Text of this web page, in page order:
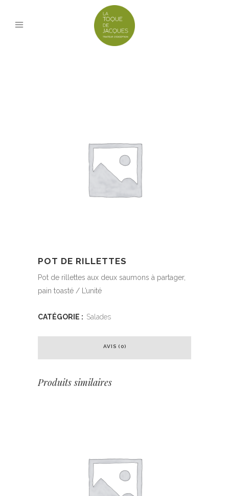
POT DE RILLETTES
Pot de rillettes aux deux saumons à partager,
pain toasté / L’unité
CATÉGORIE : Salades
AVIS (0)
Produits similaires